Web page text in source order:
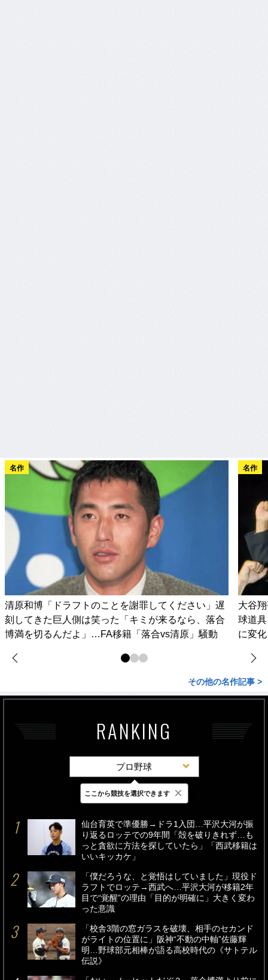
名作
清原和博「ドラフトのことを謝罪してください」遅
刻してきた巨人側は笑った「キミが来るなら、落合
博満を切るんだよ」…FA移籍「落合vs清原」騒動
名作
大谷
球道
に変
その他の名作記事 >
RANKING
プロ野球
最新 24時間 週間
仙台育英で準優勝→ドラ1入団…平沢大河が振
り返るロッテでの9年間「殻を破りきれず…も
っと貪欲に方法を探していたら」「西武移籍は
いいキッカケ」
「僕だろうな、と覚悟はしていました」現役ド
ラフトでロッテ→西武へ…平沢大河が移籍2年
目で“覚醒”の理由「目的が明確に」大きく変わ
った意識
「校舎3階の窓ガラスを破壊、相手のセカンド
がライトの位置に」阪神“不動の中軸”佐藤輝
明…野球部元相棒が語る高校時代の《サトテル
伝説》
ここから競技を選択できます ×